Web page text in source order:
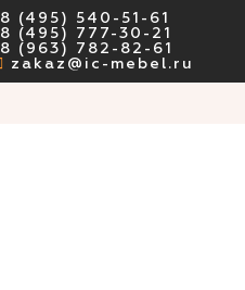
8 (495) 540-51-61
8 (495) 777-30-21
8 (963) 782-82-61
zakaz@ic-mebel.ru